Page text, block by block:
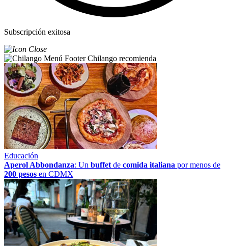
Subscripción exitosa
Chilango recomienda
Educación
Aperol Abbondanza: Un buffet de comida italiana por menos de
200 pesos en CDMX